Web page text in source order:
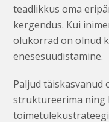
teadlikkus oma
kergendus. Kui
olukorrad on olnud
enesesüüdistamine.
Paljud täiskasvanud
struktureerima ning